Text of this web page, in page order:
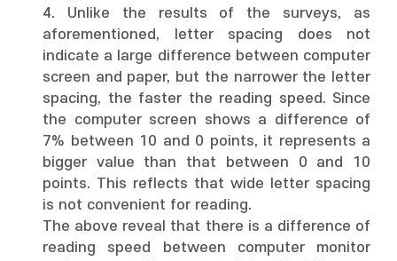
4. Unlike the results of the surveys, as
aforementioned, letter spacing does not
indicate a large difference between computer
screen and paper, but the narrower the letter
spacing, the faster the reading speed. Since
the computer screen shows a difference of
7% between 10 and 0 points, it represents a
bigger value than that between 0 and 10
points. This reflects that wide letter spacing
is not convenient for reading.
The above reveal that there is a difference of
reading speed between computer monitor